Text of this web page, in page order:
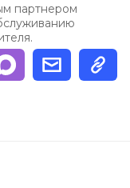
партнером